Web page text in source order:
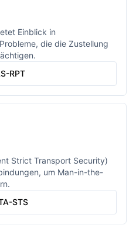
Einblick in
die die Zustellung
RPT
Strict Transport Security)
um Man-in-the-
STS